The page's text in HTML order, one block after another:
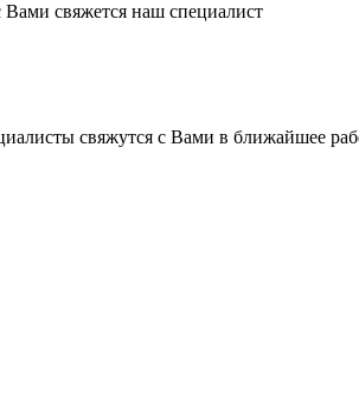
свяжется наш специалист
свяжутся с Вами в ближайшее